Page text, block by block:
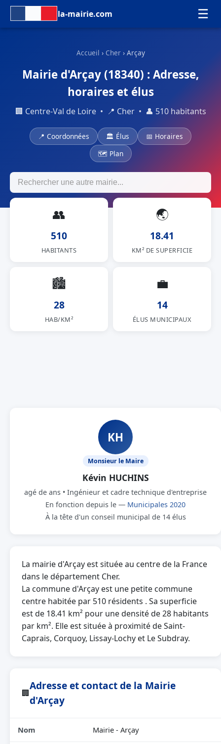
la-mairie.com ☰
Accueil › Cher› Arçay
Mairie d'Arçay (18340) : Adresse,
horaires et élus
🏢 Centre-Val de Loire • 📍 Cher • 👤 510 habitants
📍 Coordonnées 🏛 Élus
📅 Horaires
🗺 Plan
👥
510
HABITANTS
🌏
18.41
KM² DE SUPERFICIE
🏙
28
HAB/KM²
💼
14
ÉLUS MUNICIPAUX
KH
Monsieur le Maire
Kévin HUCHINS
agé de ans • Ingénieur et cadre technique d'entreprise
En fonction depuis le — Municipales 2020
À la tête d'un conseil municipal de 14 élus
La mairie d'Arçay est située au centre de la France
dans le département Cher.
La commune d'Arçay est une petite commune
centre habitée par 510 résidents . Sa superficie
est de 18.41 km² pour une densité de 28 habitants
par km². Elle est située à proximité de Saint-
Caprais, Corquoy, Lissay-Lochy et Le Subdray.
🏢
Adresse et contact de la Mairie
d'Arçay
Nom Mairie - Arçay